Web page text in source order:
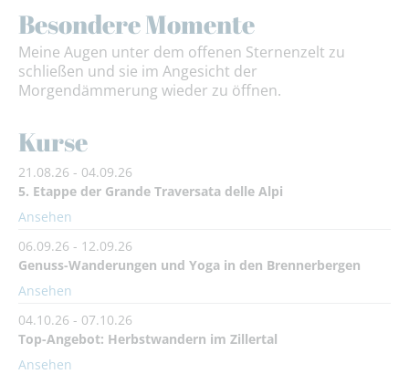
Besondere Momente
Meine Augen unter dem offenen Sternenzelt zu
schließen und sie im Angesicht der
Morgendämmerung wieder zu öffnen.
Kurse
21.08.26 - 04.09.26
5. Etappe der Grande Traversata delle Alpi
Ansehen
06.09.26 - 12.09.26
Genuss-Wanderungen und Yoga in den Brennerbergen
Ansehen
04.10.26 - 07.10.26
Top-Angebot: Herbstwandern im Zillertal
Ansehen